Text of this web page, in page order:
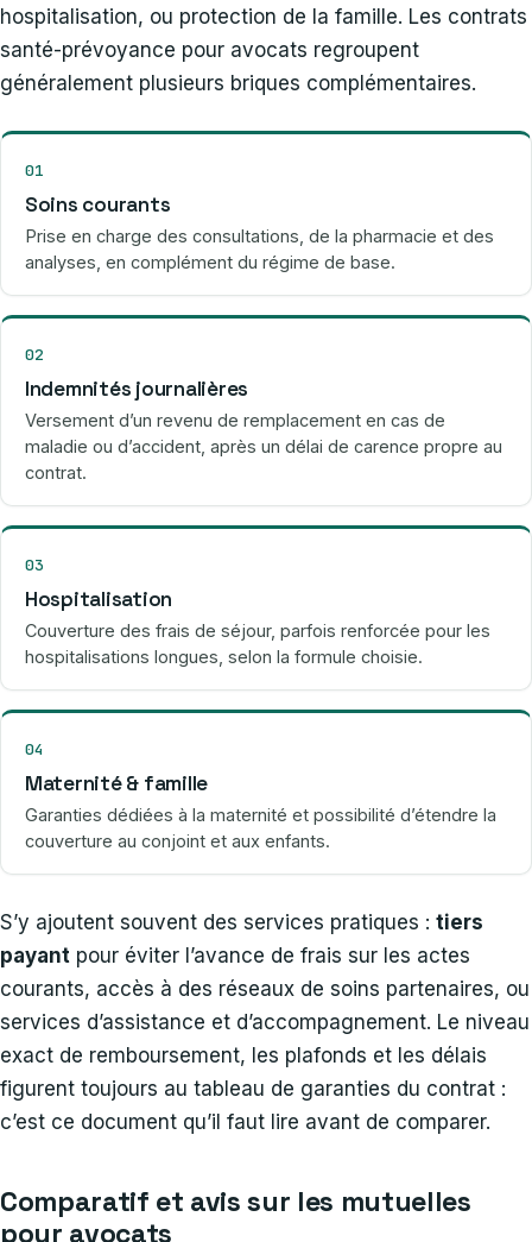
hospitalisation, ou protection de la famille. Les contrats
santé-prévoyance pour avocats regroupent
généralement plusieurs briques complémentaires.
01
Soins courants
Prise en charge des consultations, de la pharmacie et des
analyses, en complément du régime de base.
02
Indemnités journalières
Versement d’un revenu de remplacement en cas de
maladie ou d’accident, après un délai de carence propre au
contrat.
03
Hospitalisation
Couverture des frais de séjour, parfois renforcée pour les
hospitalisations longues, selon la formule choisie.
04
Maternité & famille
Garanties dédiées à la maternité et possibilité d’étendre la
couverture au conjoint et aux enfants.
S’y ajoutent souvent des services pratiques : tiers
payant pour éviter l’avance de frais sur les actes
courants, accès à des réseaux de soins partenaires, ou
services d’assistance et d’accompagnement. Le niveau
exact de remboursement, les plafonds et les délais
figurent toujours au tableau de garanties du contrat :
c’est ce document qu’il faut lire avant de comparer.
Comparatif et avis sur les mutuelles
pour avocats